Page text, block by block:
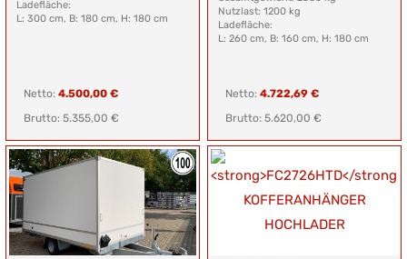
Ladefläche:
L: 300 cm, B: 180 cm, H: 180 cm
Netto: 4.500,00 €
Brutto: 5.355,00 €
Nutzlast: 1200 kg
Ladefläche:
L: 260 cm, B: 160 cm, H: 180 cm
Netto: 4.722,69 €
Brutto: 5.620,00 €